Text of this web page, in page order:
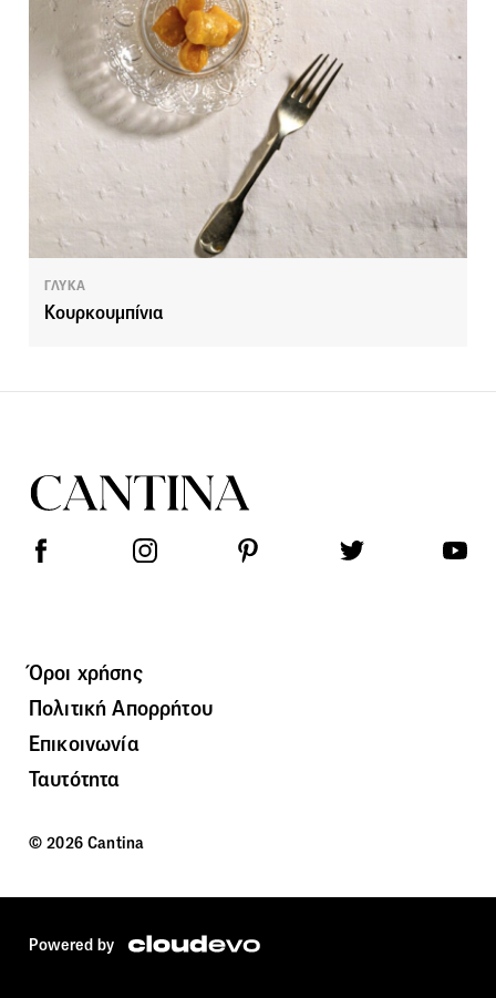
ΓΛΥΚΑ
Κουρκουμπίνια
Όροι χρήσης
Πολιτική Απορρήτου
Επικοινωνία
Ταυτότητα
© 2026 Cantina
Powered by